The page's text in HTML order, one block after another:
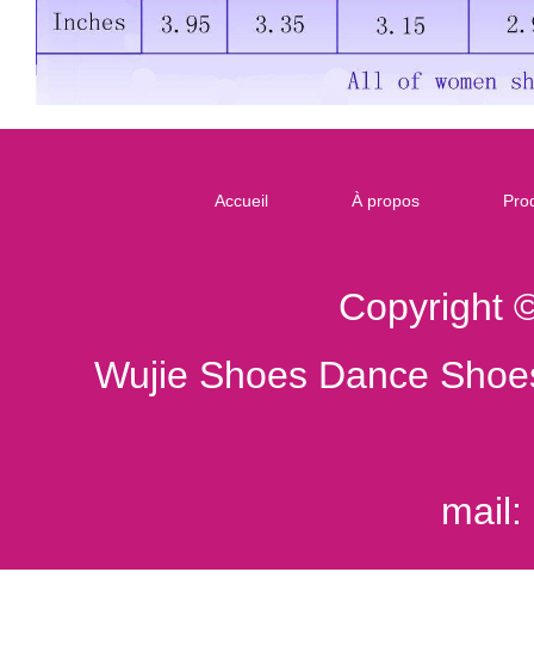
Accueil À propos
Copyright
Wujie Shoes Dance